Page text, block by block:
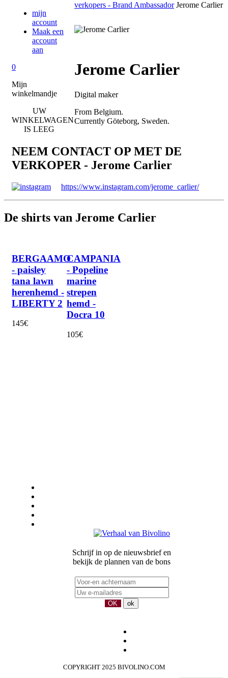
mijn
account
Maak een
account
aan
0
Mijn
winkelmandje
UW
WINKELWAGEN
IS LEEG
verkopers - Brand Ambassador Jerome Carlier
Jerome Carlier
Digital maker
From Belgium.
Currently Göteborg, Sweden.
NEEM CONTACT OP MET DE
VERKOPER - Jerome Carlier
https://www.instagram.com/jerome_carlier/
De shirts van Jerome Carlier
BERGAAMO
- paisley
tana lawn
herenhemd -
LIBERTY 2
145€
CAMPANIA
- Popeline
marine
strepen
hemd -
Docra 10
105€
Schrijf in op de nieuwsbrief en
bekijk de plannen van de bons
COPYRIGHT 2025 BIVOLINO.COM